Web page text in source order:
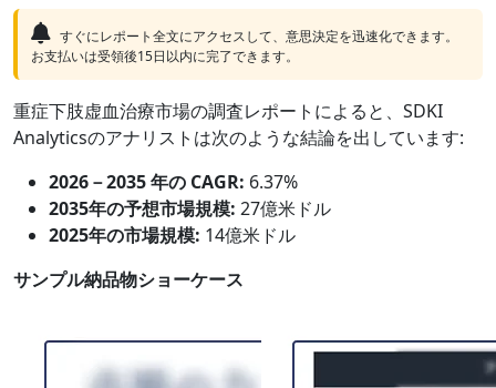
すぐにレポート全文にアクセスして、意思決定を迅速化できます。
お支払いは受領後15日以内に完了できます。
重症下肢虚血治療市場の調査レポートによると、SDKI
Analyticsのアナリストは次のような結論を出しています:
2026－2035 年の CAGR: 6.37%
2035年の予想市場規模: 27億米ドル
2025年の市場規模: 14億米ドル
サンプル納品物ショーケース